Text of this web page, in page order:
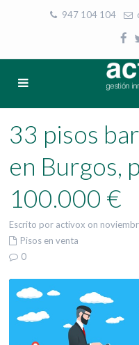
947 104 104
33 pisos
en Burgos,
100.000 €
Escrito por activox on
Pisos en venta
0